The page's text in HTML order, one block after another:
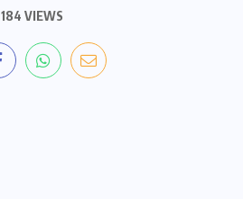
184 VIEWS